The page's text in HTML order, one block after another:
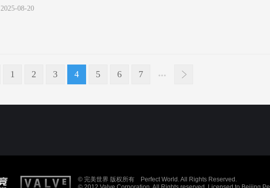
2025-08-20
1 2 3 4 5 6 7
© 完美世界 版权所有 Perfect World. All Rights Reserved.